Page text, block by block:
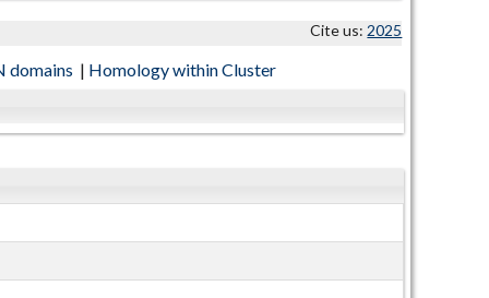
Cite us: 2025
domains | Homology within Cluster